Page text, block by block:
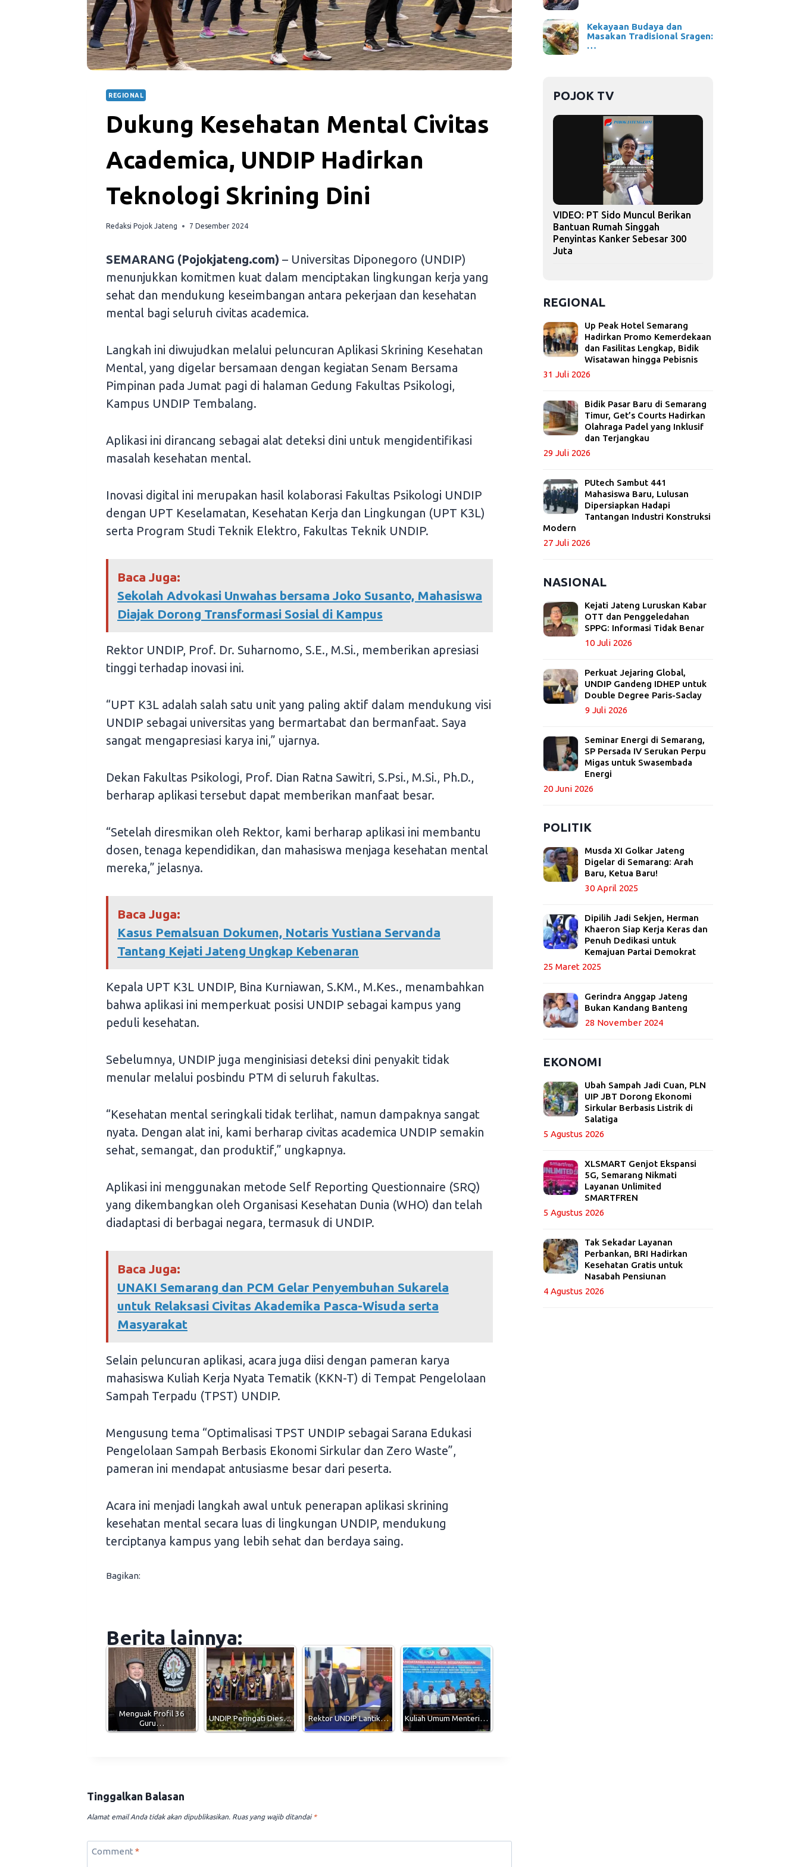
REGIONAL
Dukung Kesehatan Mental Civitas
Academica, UNDIP Hadirkan
Teknologi Skrining Dini
Redaksi Pojok Jateng 7 Desember 2024
SEMARANG (Pojokjateng.com) – Universitas Diponegoro (UNDIP)
menunjukkan komitmen kuat dalam menciptakan lingkungan kerja yang
sehat dan mendukung keseimbangan antara pekerjaan dan kesehatan
mental bagi seluruh civitas academica.
Langkah ini diwujudkan melalui peluncuran Aplikasi Skrining Kesehatan
Mental, yang digelar bersamaan dengan kegiatan Senam Bersama
Pimpinan pada Jumat pagi di halaman Gedung Fakultas Psikologi,
Kampus UNDIP Tembalang.
Aplikasi ini dirancang sebagai alat deteksi dini untuk mengidentifikasi
masalah kesehatan mental.
Inovasi digital ini merupakan hasil kolaborasi Fakultas Psikologi UNDIP
dengan UPT Keselamatan, Kesehatan Kerja dan Lingkungan (UPT K3L)
serta Program Studi Teknik Elektro, Fakultas Teknik UNDIP.
Baca Juga:
Sekolah Advokasi Unwahas bersama Joko Susanto, Mahasiswa
Diajak Dorong Transformasi Sosial di Kampus
Rektor UNDIP, Prof. Dr. Suharnomo, S.E., M.Si., memberikan apresiasi
tinggi terhadap inovasi ini.
“UPT K3L adalah salah satu unit yang paling aktif dalam mendukung visi
UNDIP sebagai universitas yang bermartabat dan bermanfaat. Saya
sangat mengapresiasi karya ini,” ujarnya.
Dekan Fakultas Psikologi, Prof. Dian Ratna Sawitri, S.Psi., M.Si., Ph.D.,
berharap aplikasi tersebut dapat memberikan manfaat besar.
“Setelah diresmikan oleh Rektor, kami berharap aplikasi ini membantu
dosen, tenaga kependidikan, dan mahasiswa menjaga kesehatan mental
mereka,” jelasnya.
Baca Juga:
Kasus Pemalsuan Dokumen, Notaris Yustiana Servanda
Tantang Kejati Jateng Ungkap Kebenaran
Kepala UPT K3L UNDIP, Bina Kurniawan, S.KM., M.Kes., menambahkan
bahwa aplikasi ini memperkuat posisi UNDIP sebagai kampus yang
peduli kesehatan.
Sebelumnya, UNDIP juga menginisiasi deteksi dini penyakit tidak
menular melalui posbindu PTM di seluruh fakultas.
“Kesehatan mental seringkali tidak terlihat, namun dampaknya sangat
nyata. Dengan alat ini, kami berharap civitas academica UNDIP semakin
sehat, semangat, dan produktif,” ungkapnya.
Aplikasi ini menggunakan metode Self Reporting Questionnaire (SRQ)
yang dikembangkan oleh Organisasi Kesehatan Dunia (WHO) dan telah
diadaptasi di berbagai negara, termasuk di UNDIP.
Baca Juga:
UNAKI Semarang dan PCM Gelar Penyembuhan Sukarela
untuk Relaksasi Civitas Akademika Pasca-Wisuda serta
Masyarakat
Selain peluncuran aplikasi, acara juga diisi dengan pameran karya
mahasiswa Kuliah Kerja Nyata Tematik (KKN-T) di Tempat Pengelolaan
Sampah Terpadu (TPST) UNDIP.
Mengusung tema “Optimalisasi TPST UNDIP sebagai Sarana Edukasi
Pengelolaan Sampah Berbasis Ekonomi Sirkular dan Zero Waste”,
pameran ini mendapat antusiasme besar dari peserta.
Acara ini menjadi langkah awal untuk penerapan aplikasi skrining
kesehatan mental secara luas di lingkungan UNDIP, mendukung
terciptanya kampus yang lebih sehat dan berdaya saing.
Bagikan:
Berita lainnya:
Menguak Profil 36
Guru…
UNDIP Peringati Dies… Rektor UNDIP Lantik… Kuliah Umum Menteri…
Tinggalkan Balasan
Alamat email Anda tidak akan dipublikasikan. Ruas yang wajib ditandai *
Comment *
Kekayaan Budaya dan
Masakan Tradisional Sragen:
…
POJOK TV
VIDEO: PT Sido Muncul Berikan
Bantuan Rumah Singgah
Penyintas Kanker Sebesar 300
Juta
REGIONAL
Up Peak Hotel Semarang
Hadirkan Promo Kemerdekaan
dan Fasilitas Lengkap, Bidik
Wisatawan hingga Pebisnis
31 Juli 2026
Bidik Pasar Baru di Semarang
Timur, Get’s Courts Hadirkan
Olahraga Padel yang Inklusif
dan Terjangkau
29 Juli 2026
PUtech Sambut 441
Mahasiswa Baru, Lulusan
Dipersiapkan Hadapi
Tantangan Industri Konstruksi
Modern
27 Juli 2026
NASIONAL
Kejati Jateng Luruskan Kabar
OTT dan Penggeledahan
SPPG: Informasi Tidak Benar
10 Juli 2026
Perkuat Jejaring Global,
UNDIP Gandeng IDHEP untuk
Double Degree Paris-Saclay
9 Juli 2026
Seminar Energi di Semarang,
SP Persada IV Serukan Perpu
Migas untuk Swasembada
Energi
20 Juni 2026
POLITIK
Musda XI Golkar Jateng
Digelar di Semarang: Arah
Baru, Ketua Baru!
30 April 2025
Dipilih Jadi Sekjen, Herman
Khaeron Siap Kerja Keras dan
Penuh Dedikasi untuk
Kemajuan Partai Demokrat
25 Maret 2025
Gerindra Anggap Jateng
Bukan Kandang Banteng
28 November 2024
EKONOMI
Ubah Sampah Jadi Cuan, PLN
UIP JBT Dorong Ekonomi
Sirkular Berbasis Listrik di
Salatiga
5 Agustus 2026
XLSMART Genjot Ekspansi
5G, Semarang Nikmati
Layanan Unlimited
SMARTFREN
5 Agustus 2026
Tak Sekadar Layanan
Perbankan, BRI Hadirkan
Kesehatan Gratis untuk
Nasabah Pensiunan
4 Agustus 2026